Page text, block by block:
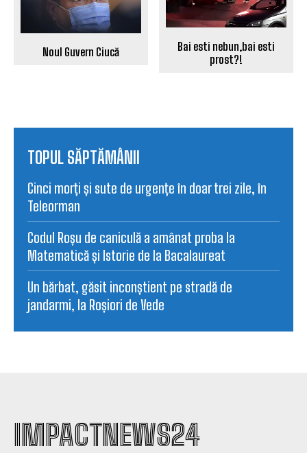
Noul Guvern Ciucă
Bai esti nebun,bai esti
prost?!
TOPUL SĂPTĂMÂNII
Cinci morți și sute de urgențe în doar trei zile, în
Teleorman
Codul Roșu de caniculă a amânat proba la
Matematică și Istorie de la Bacalaureat
Un bărbat, găsit inconștient pe stradă de
jandarmi, la Roșiori de Vede
IMPACTNEWS24